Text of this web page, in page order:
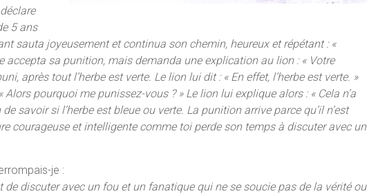
5 ans
sauta joyeusement et continua son chemin, heureux et répétant : «
accepta sa punition, mais demanda une explication au lion : « Votre
après tout l’herbe est verte. Le lion lui dit : « En effet, l’herbe est verte. »
Alors pourquoi me punissez-vous ? » Le lion lui explique alors : « Cela n’a
savoir si l’herbe est bleue ou verte. La punition arrive parce qu’il n’est
courageuse et intelligente comme toi perde son temps à discuter avec un
je :
de discuter avec un fou et un fanatique qui ne se soucie pas de la vérité ou